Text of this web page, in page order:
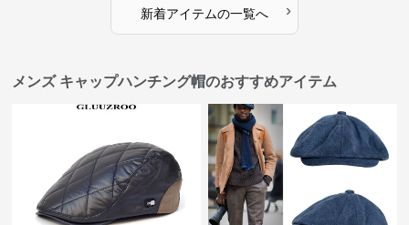
新着アイテムの一覧へ ›
メンズ キャップハンチング帽のおすすめアイテム